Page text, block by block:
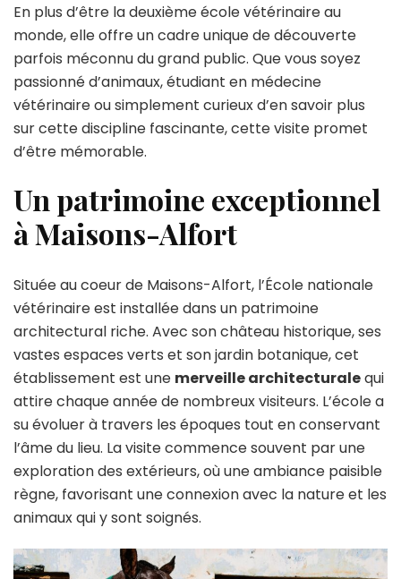
visite
guidée
enrichissante
En plus d’être la deuxième école vétérinaire au
monde, elle offre un cadre unique de découverte
parfois méconnu du grand public. Que vous soyez
passionné d’animaux, étudiant en médecine
vétérinaire ou simplement curieux d’en savoir plus
sur cette discipline fascinante, cette visite promet
d’être mémorable.
Un patrimoine exceptionnel
à Maisons-Alfort
Située au coeur de Maisons-Alfort, l’École nationale
vétérinaire est installée dans un patrimoine
architectural riche. Avec son château historique, ses
vastes espaces verts et son jardin botanique, cet
établissement est une merveille architecturalequi
attire chaque année de nombreux visiteurs. L’école a
su évoluer à travers les époques tout en conservant
l’âme du lieu. La visite commence souvent par une
exploration des extérieurs, où une ambiance paisible
règne, favorisant une connexion avec la nature et les
animaux qui y sont soignés.